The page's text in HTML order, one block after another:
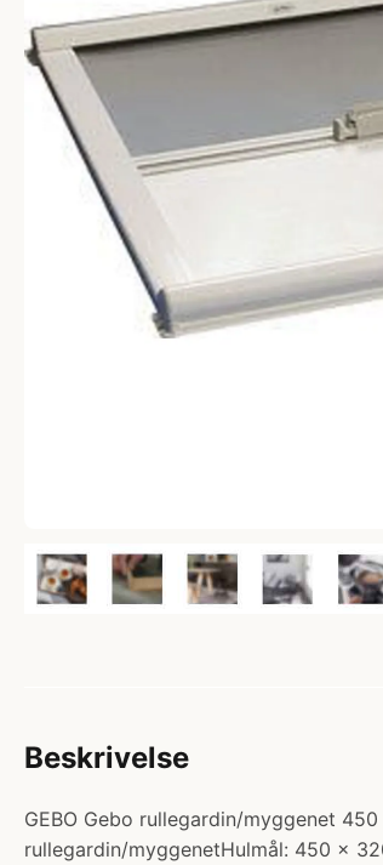
Beskrivelse
GEBO Gebo rullegardin/myggenet
rullegardin/myggenetHulmål: 450 x